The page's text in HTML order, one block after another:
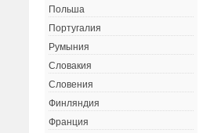
Польша
Португалия
Румыния
Словакия
Словения
Финляндия
Франция